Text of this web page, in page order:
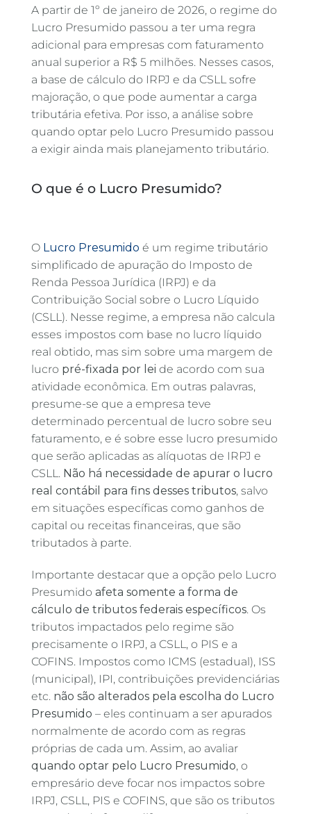
A partir de 1º de janeiro de 2026, o regime do
Lucro Presumido passou a ter uma regra
adicional para empresas com faturamento
anual superior a R$ 5 milhões. Nesses casos,
a base de cálculo do IRPJ e da CSLL sofre
majoração, o que pode aumentar a carga
tributária efetiva. Por isso, a análise sobre
quando optar pelo Lucro Presumido passou
a exigir ainda mais planejamento tributário.
O que é o Lucro Presumido?
O Lucro Presumido é um regime tributário
simplificado de apuração do Imposto de
Renda Pessoa Jurídica (IRPJ) e da
Contribuição Social sobre o Lucro Líquido
(CSLL). Nesse regime, a empresa não calcula
esses impostos com base no lucro líquido
real obtido, mas sim sobre uma margem de
lucro pré-fixada por lei de acordo com sua
atividade econômica. Em outras palavras,
presume-se que a empresa teve
determinado percentual de lucro sobre seu
faturamento, e é sobre esse lucro presumido
que serão aplicadas as alíquotas de IRPJ e
CSLL. Não há necessidade de apurar o lucro
real contábil para fins desses tributos, salvo
em situações específicas como ganhos de
capital ou receitas financeiras, que são
tributados à parte.
Importante destacar que a opção pelo Lucro
Presumido afeta somente a forma de
cálculo de tributos federais específicos. Os
tributos impactados pelo regime são
precisamente o IRPJ, a CSLL, o PIS e a
COFINS. Impostos como ICMS (estadual), ISS
(municipal), IPI, contribuições previdenciárias
etc. não são alterados pela escolha do Lucro
Presumido – eles continuam a ser apurados
normalmente de acordo com as regras
próprias de cada um. Assim, ao avaliar
quando optar pelo Lucro Presumido, o
empresário deve focar nos impactos sobre
IRPJ, CSLL, PIS e COFINS, que são os tributos